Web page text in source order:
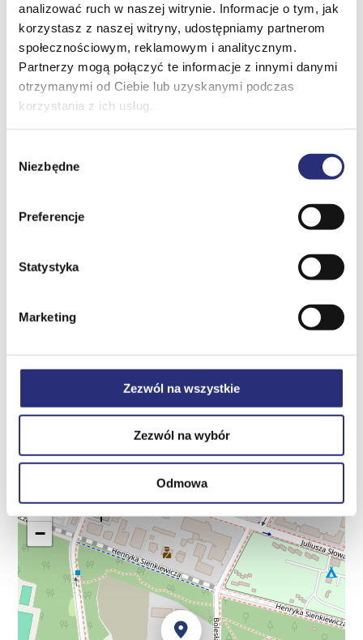
analizować ruch w naszej witrynie. Informacje o tym, jak
korzystasz z naszej witryny, udostępniamy partnerom
społecznościowym, reklamowym i analitycznym.
Partnerzy mogą połączyć te informacje z innymi danymi
otrzymanymi od Ciebie lub uzyskanymi podczas
korzystania z ich usług.
zgody
Niezbędne
Preferencje
Statystyka
Marketing
Zezwól na wszystkie
Zezwól na wybór
Odmowa
Oferta
O firmie
Aktualności
Współpraca
parkingowe w garażu podziemnym.
Zwierzęta domowe:
Zwierzęta domowe mile widziane (dodatkowa opłata
200 zł/pobyt/zwierzę).
Pozostałe:
– Zakaz palenia papierosów.
*Informujemy, iż jest to zupełnie nowy obiekt. Należy
prowadzonymi w sąsiednich lokalach pracami
Położenie na mapie
+
−